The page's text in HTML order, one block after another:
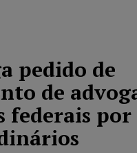
pedido de
de
federais